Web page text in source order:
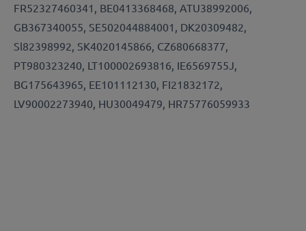
FR52327460341, BE0413368468, ATU38992006,
GB367340055, SE502044884001, DK20309482,
Sl82398992, SK4020145866, CZ680668377,
PT980323240, LT100002693816, IE6569755J,
BG175643965, EE101112130, FI21832172,
LV90002273940, HU30049479, HR75776059933